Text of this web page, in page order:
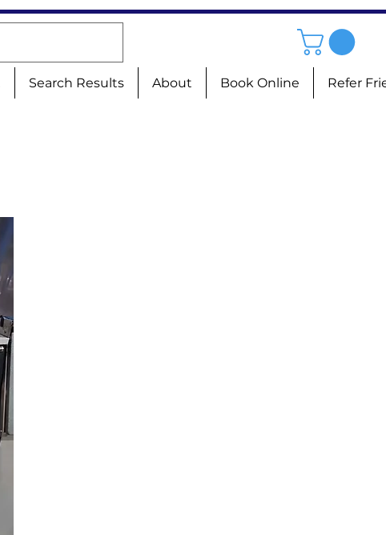
Search Results About Book Online Refer